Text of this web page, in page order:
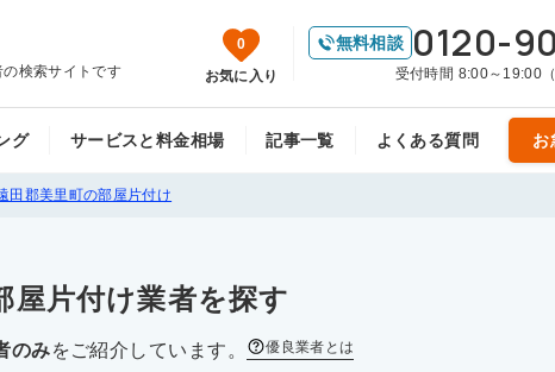
検索サイトです
0
お気に入り
無料相談 0120-
受付時間 8:00～19:00
グ サービスと料金相場 記事一覧 よくある質問 お
田郡美里町の部屋片付け
屋片付け業者を探す
のみをご紹介しています。 優良業者とは